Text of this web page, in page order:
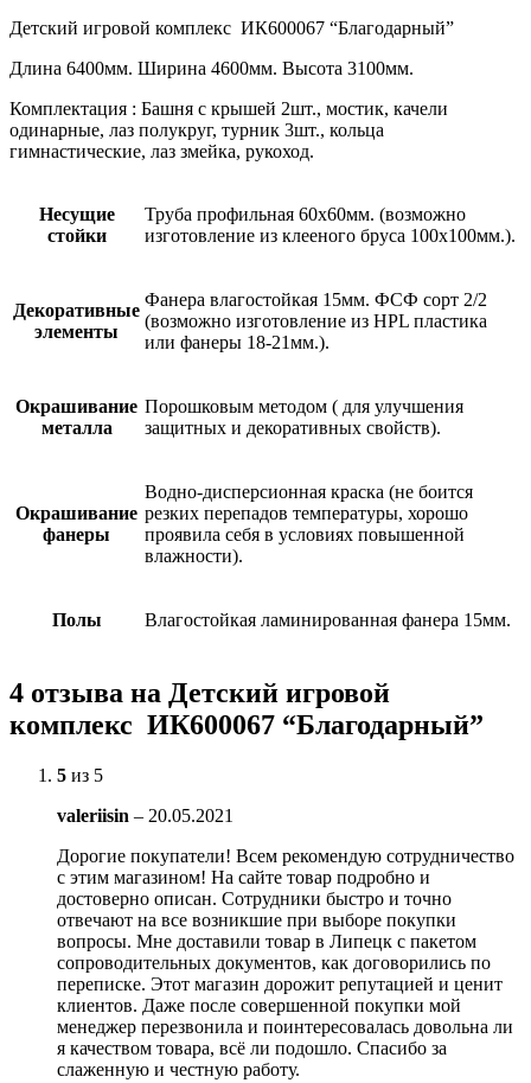
Детский игровой комплекс ИК600067 “Благодарный”
Длина 6400мм. Ширина 4600мм. Высота 3100мм.
Комплектация : Башня с крышей 2шт., мостик, качели
одинарные, лаз полукруг, турник 3шт., кольца
гимнастические, лаз змейка, рукоход.
Несущие
стойки
Труба профильная 60х60мм. (возможно
изготовление из клееного бруса 100х100мм.).
Декоративные
элементы
Фанера влагостойкая 15мм. ФСФ сорт 2/2
(возможно изготовление из HPL пластика
или фанеры 18-21мм.).
Окрашивание
металла
Порошковым методом ( для улучшения
защитных и декоративных свойств).
Окрашивание
фанеры
Водно-дисперсионная краска (не боится
резких перепадов температуры, хорошо
проявила себя в условиях повышенной
влажности).
Полы Влагостойкая ламинированная фанера 15мм.
4 отзыва на Детский игровой
комплекс ИК600067 “Благодарный”
5 из 5
valeriisin – 20.05.2021
Дорогие покупатели! Всем рекомендую сотрудничество
с этим магазином! На сайте товар подробно и
достоверно описан. Сотрудники быстро и точно
отвечают на все возникшие при выборе покупки
вопросы. Мне доставили товар в Липецк с пакетом
сопроводительных документов, как договорились по
переписке. Этот магазин дорожит репутацией и ценит
клиентов. Даже после совершенной покупки мой
менеджер перезвонила и поинтересовалась довольна ли
я качеством товара, всё ли подошло. Спасибо за
слаженную и честную работу.